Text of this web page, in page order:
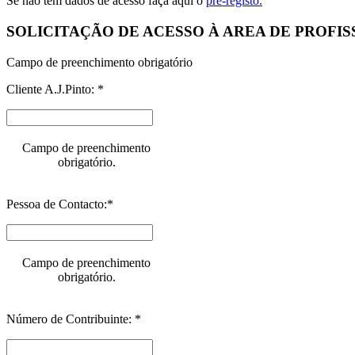
SOLICITAÇÃO DE ACESSO À AREA DE
Campo de preenchimento obrigatório
Cliente A.J.Pinto: *
Campo de preenchimento
obrigatório.
Pessoa de Contacto:*
Campo de preenchimento
obrigatório.
Número de Contribuinte: *